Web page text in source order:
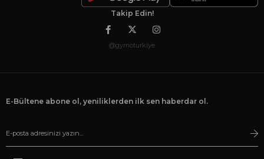
Takip Edin!
@gymoturkiye
E-Bültene abone ol, yeniliklerden ilk sen haberdar ol.